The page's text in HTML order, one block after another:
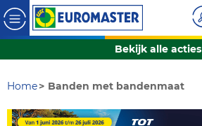
Bekijk alle acties
Home Banden met bandenmaat